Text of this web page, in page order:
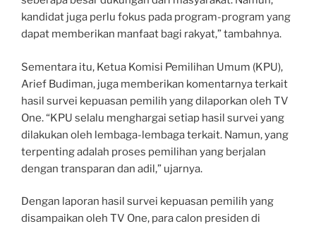
kandidat juga perlu fokus pada program-program yang
dapat memberikan manfaat bagi rakyat,” tambahnya.
Sementara itu, Ketua Komisi Pemilihan Umum (KPU),
Arief Budiman, juga memberikan komentarnya terkait
hasil survei kepuasan pemilih yang dilaporkan oleh TV
One. “KPU selalu menghargai setiap hasil survei yang
dilakukan oleh lembaga-lembaga terkait. Namun, yang
terpenting adalah proses pemilihan yang berjalan
dengan transparan dan adil,” ujarnya.
Dengan laporan hasil survei kepuasan pemilih yang
disampaikan oleh TV One, para calon presiden di